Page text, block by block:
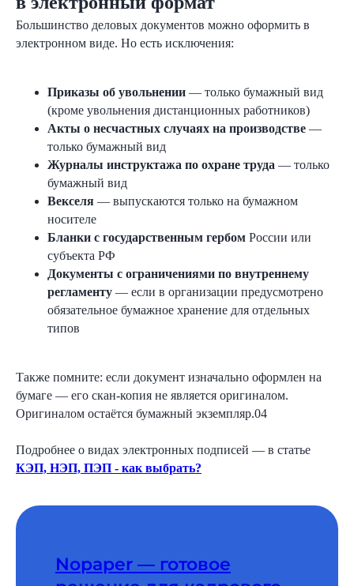
Большинство деловых документов можно оформить в
электронном виде. Но есть исключения:
Приказы об увольнении — только бумажный вид
(кроме увольнения дистанционных работников)
Акты о несчастных случаях на производстве —
только бумажный вид
Журналы инструктажа по охране труда — только
бумажный вид
Векселя — выпускаются только на бумажном
носителе
Бланки с государственным гербом России или
субъекта РФ
Документы с ограничениями по внутреннему
регламенту — если в организации предусмотрено
обязательное бумажное хранение для отдельных
типов
Также помните: если документ изначально оформлен на
бумаге — его скан-копия не является оригиналом.
Оригиналом остаётся бумажный экземпляр.04
Подробнее о видах электронных подписей — в статье
КЭП, НЭП, ПЭП - как выбрать?
Nopaper — готовое